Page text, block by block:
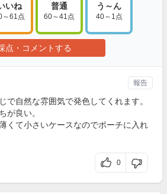
いね
～61点
普通
60～41点
う～ん
40～1点
点・コメントする
で自然な雰囲気で発色してくれます。
が良い。
くて小さいケースなのでポーチに入れ
0
報告